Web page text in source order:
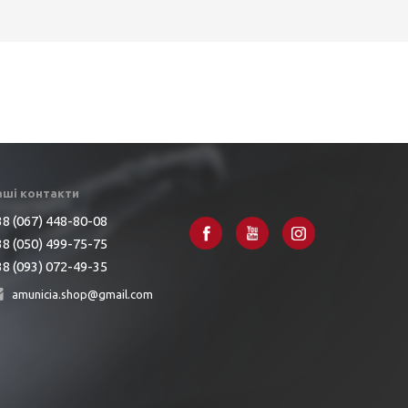
контакти
(067) 448-80-08
(050) 499-75-75
(093) 072-49-35
amunicia.shop@gmail.com